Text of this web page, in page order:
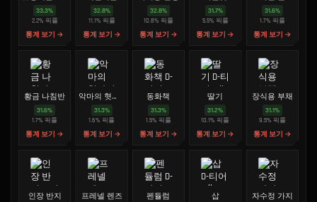
33.3%
2.2% 픽률
통계 보기 →
32.8%
11.1% 픽률
통계 보기 →
32.8%
10.8% 픽률
통계 보기 →
31.7%
5.5% 픽률
통계 보기 →
31.6%
1.7% 픽률
통계 보기 →
황금 나침반
31.6%
1.7%픽률
통계 보기 →
악마의 혓바닥
31.3%
1.6%픽률
통계 보기 →
동화책
31.3%
1.5% 픽률
통계 보기 →
딸기
31.2%
10.1%픽률
통계 보기 →
장식용 부채
31.1%
9.5% 픽률
통계 보기 →
인장 반지 프레넬 렌즈 펜듈럼 삽 자수정 가지